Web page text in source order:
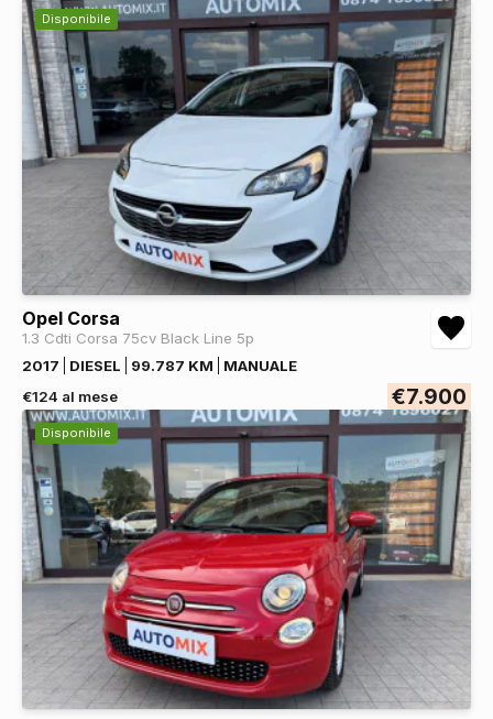
Disponibile
Opel Corsa
1.3 Cdti Corsa 75cv Black Line 5p
2017
DIESEL 99.787 KM
MANUALE
€124 al mese
€7.900
Disponibile